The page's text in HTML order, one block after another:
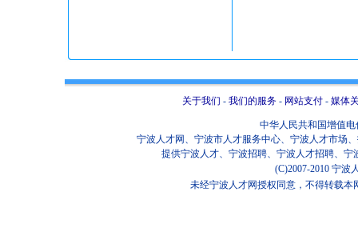
关于我们 - 我们的服务 - 网站支付 - 媒体
中华人民共和国增值电
宁波人才网、宁波市人才服务中心、宁波人才市场
提供宁波人才、宁波招聘、宁波人才招聘、
(C)2007-2010 宁波
未经宁波人才网授权同意，不得转载本